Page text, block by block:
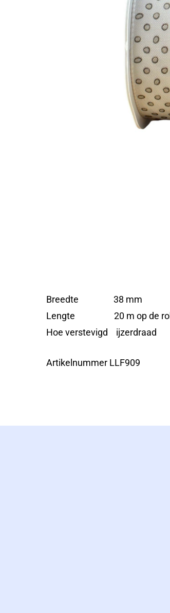
Breedte 38 mm
Lengte 20 m op de rol
Hoe verstevigd ijzerdraad
Artikelnummer LLF909